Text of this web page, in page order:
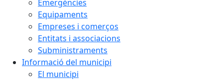
Emergències
Equipaments
Empreses i comerços
Entitats i associacions
Subministraments
Informació del municipi
El municipi